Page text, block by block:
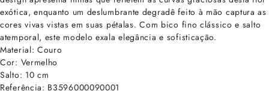
exótica, enquanto um deslumbrante degradê feito à mão captura as
cores vivas vistas em suas pétalas. Com bico fino clássico e salto
atemporal, este modelo exala elegância e sofisticação.
Material: Couro
Cor: Vermelho
Salto: 10 cm
Referência: B3596000090001